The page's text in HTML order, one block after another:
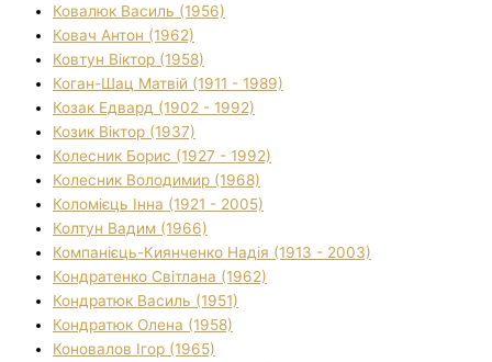
Ковалюк Василь (1956)
Ковач Антон (1962)
Ковтун Віктор (1958)
Коган-Шац Матвій (1911 - 1989)
Козак Едвард (1902 - 1992)
Козик Віктор (1937)
Колесник Борис (1927 - 1992)
Колесник Володимир (1968)
Коломієць Інна (1921 - 2005)
Колтун Вадим (1966)
Компанієць-Киянченко Надія (1913 - 2003)
Кондратенко Світлана (1962)
Кондратюк Василь (1951)
Кондратюк Олена (1958)
Коновалов Ігор (1965)